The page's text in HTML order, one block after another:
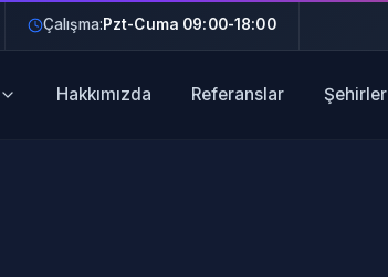
Çalışma:Pzt-Cuma 09:00-18:00
Hakkımızda Referanslar Şehirler